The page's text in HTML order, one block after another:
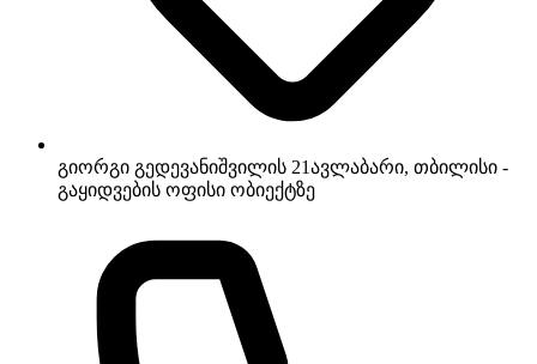
გიორგი გედევანიშვილის 21ავლაბარი, თბილისი -
გაყიდვების ოფისი ობიექტზე